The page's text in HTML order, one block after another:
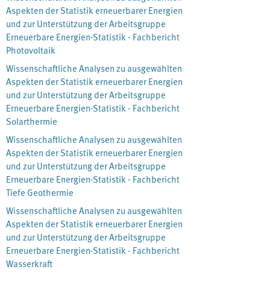
Aspekten der Statistik erneuerbarer Energien
und zur Unterstützung der Arbeitsgruppe
Erneuerbare Energien-Statistik - Fachbericht
Photovoltaik
Wissenschaftliche Analysen zu ausgewählten
Aspekten der Statistik erneuerbarer Energien
und zur Unterstützung der Arbeitsgruppe
Erneuerbare Energien-Statistik - Fachbericht
Solarthermie
Wissenschaftliche Analysen zu ausgewählten
Aspekten der Statistik erneuerbarer Energien
und zur Unterstützung der Arbeitsgruppe
Erneuerbare Energien-Statistik - Fachbericht
Tiefe Geothermie
Wissenschaftliche Analysen zu ausgewählten
Aspekten der Statistik erneuerbarer Energien
und zur Unterstützung der Arbeitsgruppe
Erneuerbare Energien-Statistik - Fachbericht
Wasserkraft